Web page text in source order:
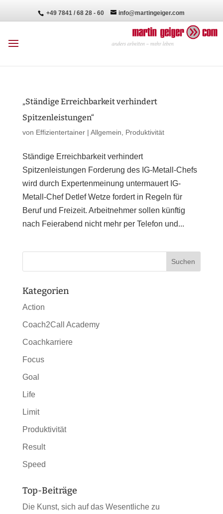
+49 7841 / 68 28 - 60 info@martingeiger.com
„Ständige Erreichbarkeit verhindert
Spitzenleistungen“
von Effizientertainer| Allgemein Produktivität
Ständige Erreichbarkeit verhindert
Spitzenleistungen Forderung des IG-Metall-Chefs
wird durch Expertenmeinung untermauert IG-
Metall-Chef Detlef Wetze fordert in Regeln für
Beruf und Freizeit. Arbeitnehmer sollen künftig
nach Feierabend nicht mehr per Telefon und...
Kategorien
Action
Coach2Call Academy
Coachkarriere
Focus
Goal
Life
Limit
Produktivität
Result
Speed
Top-Beiträge
Die Kunst, sich auf das Wesentliche zu